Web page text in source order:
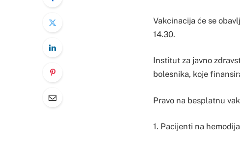
Vakcinacija će se
14.30.
Institut za javno
bolesnika, koje
Pravo na besplatnu
1. Pacijenti na